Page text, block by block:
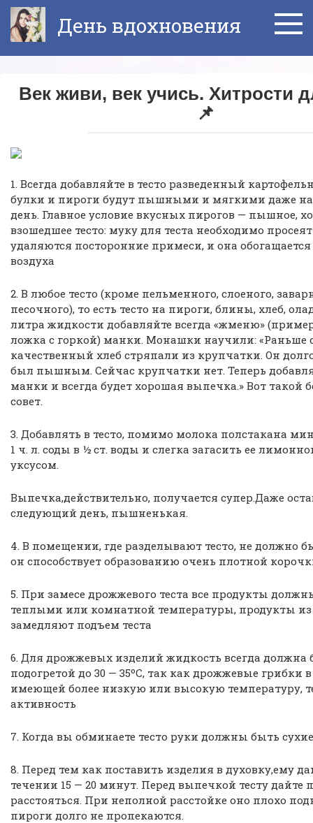
Перейти
контенту
День вдохновения
Век живи, век учись. Хитрости
📌
1. Всегда добавляйте в тесто разведенный
булки и пироги будут пышными и мягкими даже
день. Главное условие вкусных пирогов — пышное,
взошедшее тесто: муку для теста необходимо
удаляются посторонние примеси, и она
воздуха
2. В любое тесто (кроме пельменного, слоеного,
песочного), то есть тесто на пироги, блины, хлеб,
литра жидкости добавляйте всегда «жменю»
ложка с горкой) манки. Монашки научили: «Раньше
качественный хлеб стряпали из крупчатки. Он
был пышным. Сейчас крупчатки нет. Теперь
манки и всегда будет хорошая выпечка.» Вот такой
совет.
3. Добавлять в тесто, помимо молока полстакана
1 ч. л. соды в ½ ст. воды и слегка загасить ее
уксусом.
Выпечка,действительно, получается супер.Даже
следующий день, пышненькая.
4. В помещении, где разделывают тесто, не должно
он способствует образованию очень плотной
5. При замесе дрожжевого теста все продукты
теплыми или комнатной температуры, продукты
замедляют подъем теста
6. Для дрожжевых изделий жидкость всегда должна
подогретой до 30 — 35ºС, так как дрожжевые грибки
имеющей более низкую или высокую температуру,
активность
7. Когда вы обминаете тесто руки должны быть
8. Перед тем как поставить изделия в духовку,ему
течении 15 — 20 минут. Перед выпечкой тесту дайте
расстояться. При неполной расстойке оно плохо
пироги долго не пропекаются.